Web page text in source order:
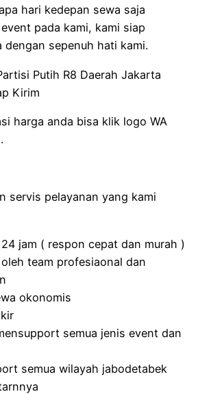
hari kedepan sewa saja
pada kami, kami siap
dengan sepenuh hati kami.
harga anda bisa klik logo WA
servis pelayanan yang kami
jam ( respon cepat dan murah )
team profesiaonal dan
okonomis
semua jenis event dan
semua wilayah jabodetabek